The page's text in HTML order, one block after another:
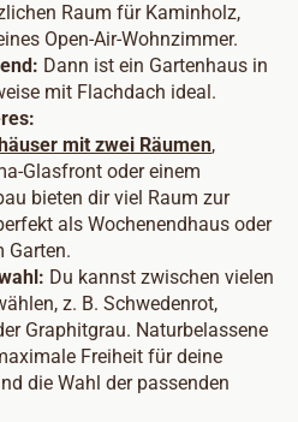
Raum für Kaminholz,
Open-Air-Wohnzimmer.
Dann ist ein Gartenhaus in
mit Flachdach ideal.
mit zwei Räumen,
Glasfront oder einem
bieten dir viel Raum zur
als Wochenendhaus oder
Garten.
Du kannst zwischen vielen
z. B. Schwedenrot,
Graphitgrau. Naturbelassene
Freiheit für deine
die Wahl der passenden